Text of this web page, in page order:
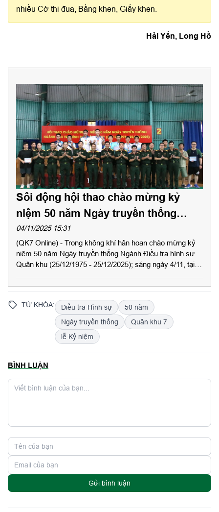
nhiều Cờ thi đua, Bằng khen, Giấy khen.
Hải Yến, Long Hồ
Sôi động hội thao chào mừng kỷ
niệm 50 năm Ngày truyền thống
Ngành Điều tra hình sự
04/11/2025 15:31
(QK7 Online) - Trong không khí hân hoan chào mừng kỷ
niệm 50 năm Ngày truyền thống Ngành Điều tra hình sự
Quân khu (25/12/1975 - 25/12/2025); sáng ngày 4/11, tại
với sự tham gia của đông đảo cán bộ, chiến sĩ Ngành.
TỪ KHÓA: Điều tra Hình sự
50 năm
Ngày truyền thống
Quân khu 7
lễ Kỷ niệm
BÌNH LUẬN
Gửi bình luận